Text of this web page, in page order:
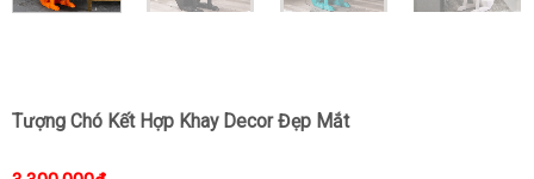
Tượng Chó Kết Hợp Khay Decor Đẹp Mắt